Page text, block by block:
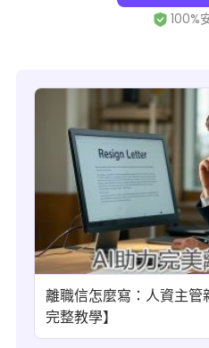
離職信怎麼寫：人資主
完整教學】